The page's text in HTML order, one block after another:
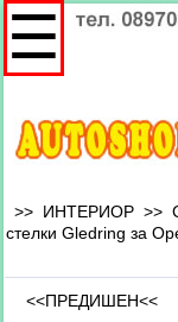
☰
>> ИНТЕРИОР >>
стелки Gledring за
<<ПРЕДИШЕН<<